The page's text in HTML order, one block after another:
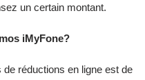
un certain montant.
iMyFone?
réductions en ligne est de